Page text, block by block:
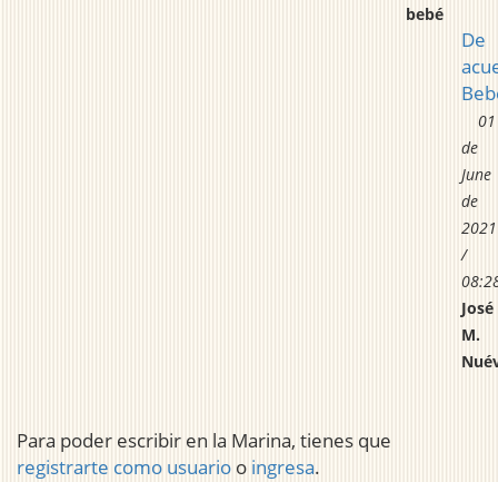
bebé
De
01
de
June
de
2021
/
José
M.
Para poder escribir en la Marina, tienes que
registrarte como usuario o ingresa.